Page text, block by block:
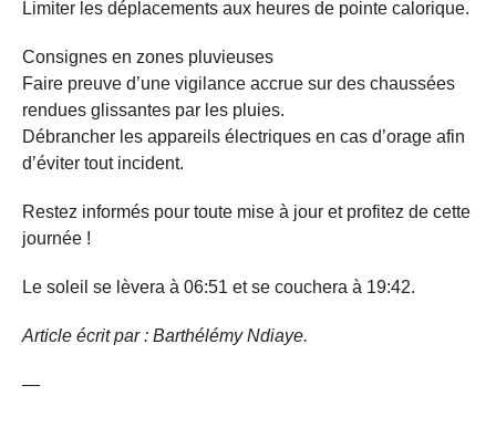
Limiter les déplacements aux heures de pointe calorique.
Consignes en zones pluvieuses
Faire preuve d’une vigilance accrue sur des chaussées
rendues glissantes par les pluies.
Débrancher les appareils électriques en cas d’orage afin
d’éviter tout incident.
Restez informés pour toute mise à jour et profitez de cette
journée !
Le soleil se lèvera à 06:51 et se couchera à 19:42.
Article écrit par : Barthélémy Ndiaye.
—